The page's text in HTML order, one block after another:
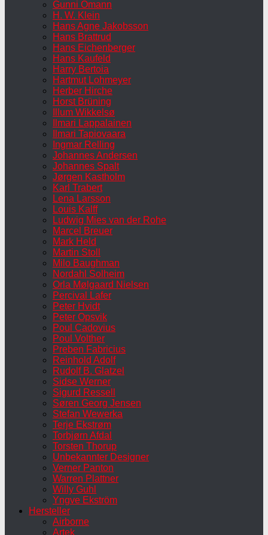
Gunni Omann
H. W. Klein
Hans Agne Jakobsson
Hans Brattrud
Hans Eichenberger
Hans Kaufeld
Harry Bertoia
Hartmut Lohmeyer
Herber Hirche
Horst Brüning
Illum Wikkelsø
Ilmari Lappalainen
Ilmari Tapiovaara
Ingmar Relling
Johannes Andersen
Johannes Spalt
Jørgen Kastholm
Karl Trabert
Lena Larsson
Louis Kalff
Ludwig Mies van der Rohe
Marcel Breuer
Mark Held
Martin Stoll
Milo Baughman
Nordahl Solheim
Orla Mølgaard Nielsen
Percival Lafer
Peter Hvidt
Peter Opsvik
Poul Cadovius
Poul Volther
Preben Fabricius
Reinhold Adolf
Rudolf B. Glatzel
Sidse Werner
Sigurd Ressell
Søren Georg Jensen
Stefan Wewerka
Terje Ekstrøm
Torbjørn Afdal
Torsten Thorup
Unbekannter Designer
Verner Panton
Warren Plattner
Willy Guhl
Yngve Ekström
Hersteller
Airborne
Artek